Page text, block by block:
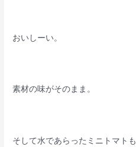
おいしーい。
素材の味がそのまま。
そして水であらったミニトマトも